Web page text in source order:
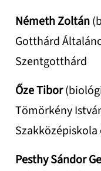
Németh Zoltán
Gotthárd
Szentgotthárd
Őze Tibor
Tömörkény
Szakközépiskola
Pesthy Sándor